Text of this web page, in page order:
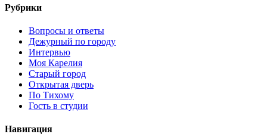
Рубрики
Вопросы и ответы
Дежурный по городу
Интервью
Моя Карелия
Старый город
Открытая дверь
По Тихому
Гость в студии
Навигация